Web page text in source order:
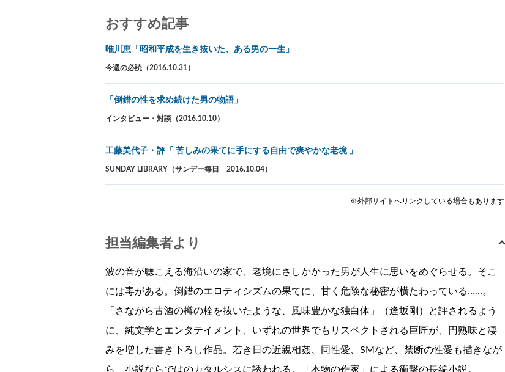
おすすめ記事
唯川恵「昭和平成を生き抜いた、ある男の一生」
今週の必読（2016.10.31）
「倒錯の性を求め続けた男の物語」
インタビュー・対談（2016.10.10）
工藤美代子・評「 苦しみの果てに手にする自由で爽やかな老境 」
SUNDAY LIBRARY（サンデー毎日 2016.10.04）
※外部サイトへリンクしている場合もあります
担当編集者より
波の音が聴こえる海沿いの家で、老境にさしかかった男が人生に思いをめぐらせる。そこ
には毒がある。倒錯のエロティシズムの果てに、甘く危険な秘密が横たわっている……。
「さながら古酒の樽の栓を抜いたような、風味豊かな独白体」（逢坂剛）と評されるよう
に、純文学とエンタテイメント、いずれの世界でもリスペクトされる巨匠が、円熟味と凄
みを増した書き下ろし作品。若き日の近親相姦、同性愛、SMなど、禁断の性愛も描きなが
ら、小説ならではのカタルシスに誘われる。「本物の作家」による衝撃の長編小説。